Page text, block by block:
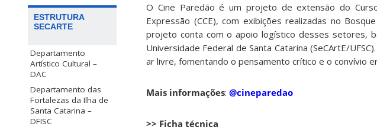
ESTRUTURA
SECARTE
Departamento
Artístico Cultural –
DAC
Departamento das
Fortalezas da Ilha de
Santa Catarina –
DFISC
O Cine Paredão é um projeto de extensão do
Expressão (CCE), com exibições realizadas no
projeto conta com o apoio logístico desses setores,
Universidade Federal de Santa Catarina (SeCArtE/UFSC).
ar livre, fomentando o pensamento crítico e o convívio
Mais informações: @cineparedao
>> Ficha técnica